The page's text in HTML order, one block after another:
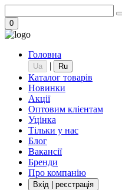
0
Головна
Ua | Ru
Каталог товарів
Новинки
Акції
Оптовим клієнтам
Уцінка
Тільки у нас
Блог
Вакансії
Бренди
Про компанію
Вхід | реєстрація